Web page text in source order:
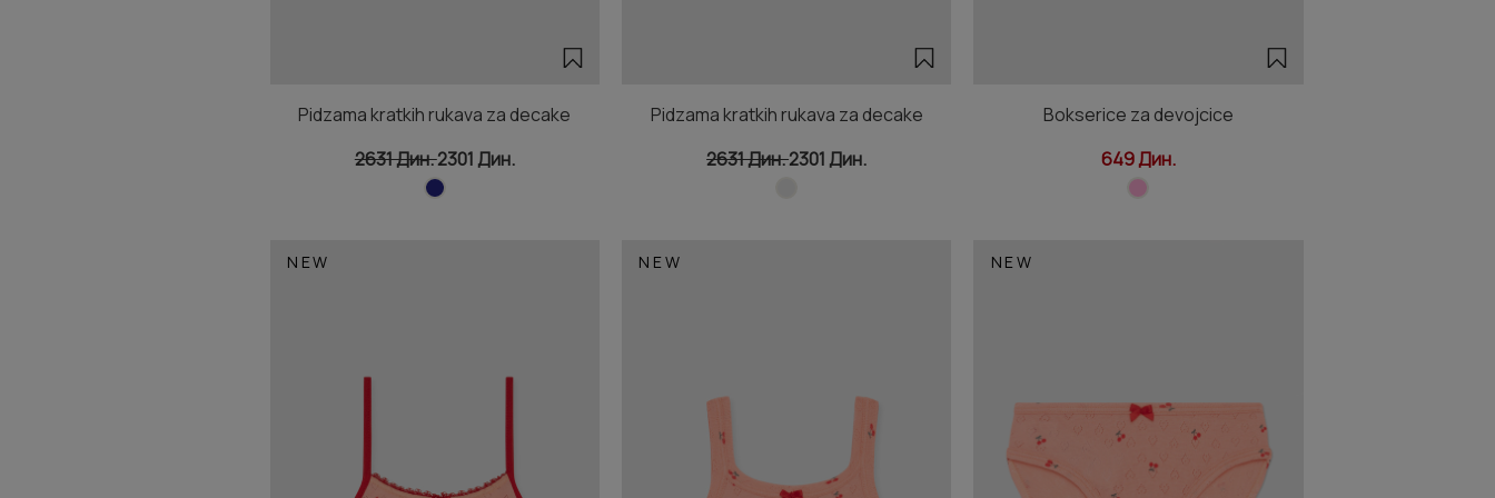
Pidzama kratkih rukava za decake
2631 Дин.2301 Дин.
Pidzama kratkih rukava za decake
2631 Дин.2301 Дин.
Bokserice za devojcice
649 Дин.
NEW NEW NEW